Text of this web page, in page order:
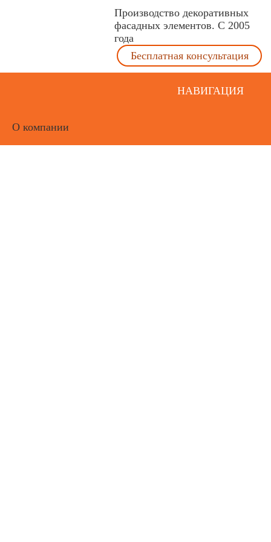
Производство декоративных
фасадных элементов. С 2005
года
Бесплатная консультация
НАВИГАЦИЯ
О компании